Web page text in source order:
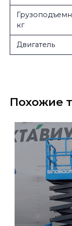
кг
Двигатель
Похожие